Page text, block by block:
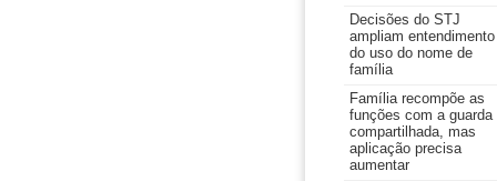
Decisões do STJ
ampliam entendimento
do uso do nome de
família
Família recompõe as
funções com a guarda
compartilhada, mas
aplicação precisa
aumentar